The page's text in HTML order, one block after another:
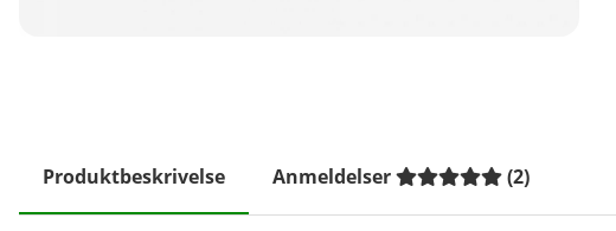
Produktbeskrivelse Anmeldelser (2)